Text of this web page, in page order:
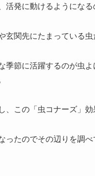
活発に動けるようにな
玄関先にたまっている
季節に活躍するのが虫
、この「虫コナーズ」
ったのでその辺りを調べ